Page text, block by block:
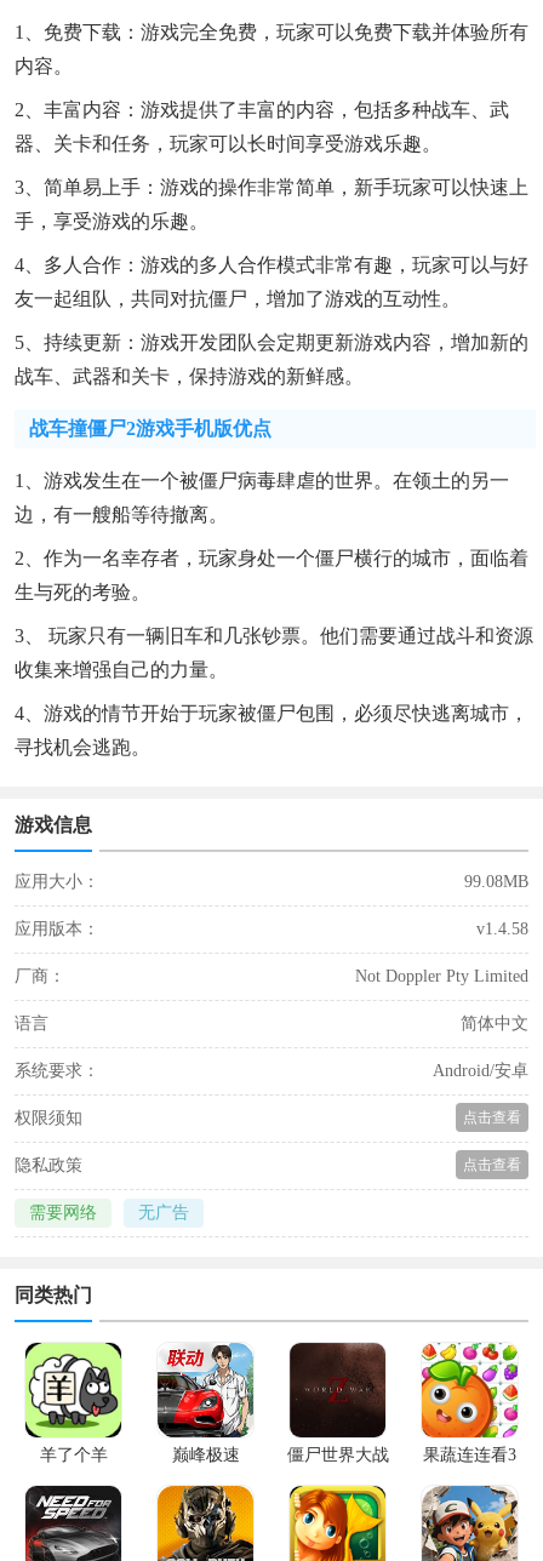
1、免费下载：游戏完全免费，玩家可以免费下载并体验所有
内容。
2、丰富内容：游戏提供了丰富的内容，包括多种战车、武
器、关卡和任务，玩家可以长时间享受游戏乐趣。
3、简单易上手：游戏的操作非常简单，新手玩家可以快速上
手，享受游戏的乐趣。
4、多人合作：游戏的多人合作模式非常有趣，玩家可以与好
友一起组队，共同对抗僵尸，增加了游戏的互动性。
5、持续更新：游戏开发团队会定期更新游戏内容，增加新的
战车、武器和关卡，保持游戏的新鲜感。
战车撞僵尸2游戏手机版优点
1、游戏发生在一个被僵尸病毒肆虐的世界。在领土的另一
边，有一艘船等待撤离。
2、作为一名幸存者，玩家身处一个僵尸横行的城市，面临着
生与死的考验。
3、 玩家只有一辆旧车和几张钞票。他们需要通过战斗和资源
收集来增强自己的力量。
4、游戏的情节开始于玩家被僵尸包围，必须尽快逃离城市，
寻找机会逃跑。
游戏信息
应用大小： 99.08MB
应用版本： v1.4.58
厂商： Not Doppler Pty Limited
语言 简体中文
系统要求： Android/安卓
权限须知 点击查看
隐私政策 点击查看
需要网络 无广告
同类热门
羊了个羊 巅峰极速 僵尸世界大战 果蔬连连看3